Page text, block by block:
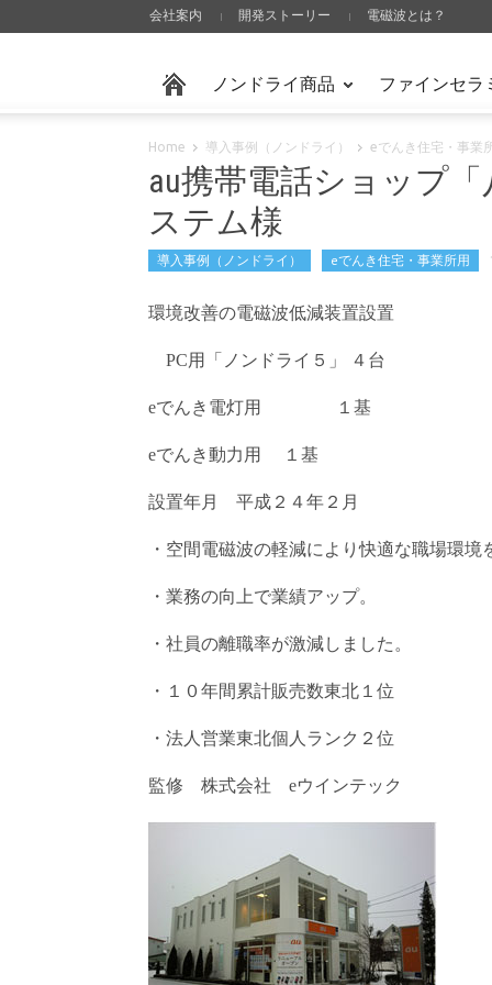
会社案内 開発ストーリー 電磁波とは？
ノンドライ商品 ファインセラ
Home 導入事例（ノンドライ） eでんき住宅・事業
au携帯電話ショップ
ステム様
導入事例（ノンドライ） eでんき住宅・事業所用
環境改善の電磁波低減装置設置
PC用「ノンドライ５」 ４台
eでんき電灯用 １基
eでんき動力用 １基
設置年月 平成２４年２月
・空間電磁波の軽減により快適な職場環境
・業務の向上で業績アップ。
・社員の離職率が激減しました。
・１０年間累計販売数東北１位
・法人営業東北個人ランク２位
監修 株式会社 eウインテック